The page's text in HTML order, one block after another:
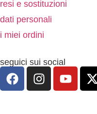
resi e sostituzioni
dati personali
i miei ordini
seguici sui social